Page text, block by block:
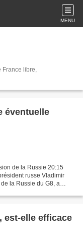
MENU
France libre,
éventuelle
de la Russie 20:15
russe Vladimir
la Russie du G8, a
est-elle efficace